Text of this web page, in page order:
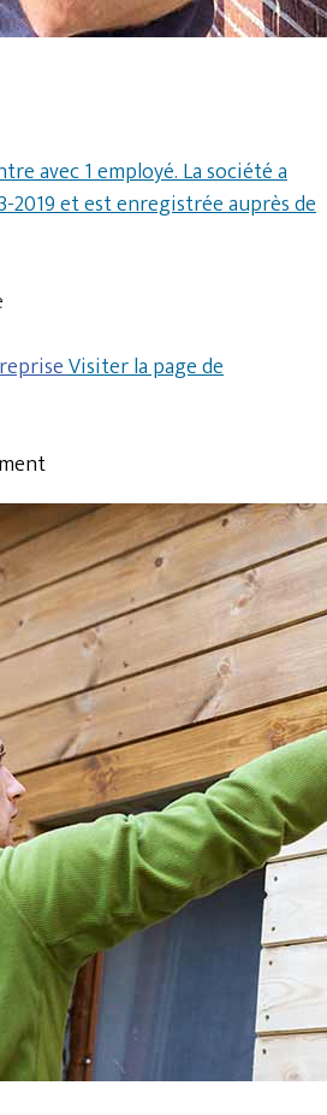
avec 1 employé. La société a
et est enregistrée auprès de
Visiter la page de